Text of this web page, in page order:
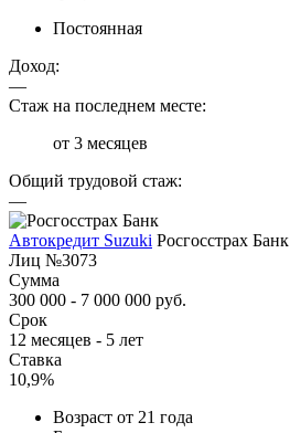
Постоянная
Доход:
—
Стаж на последнем месте:
от 3 месяцев
Общий трудовой стаж:
—
Автокредит Suzuki Росгосстрах Банк
Лиц №3073
Сумма
300 000 - 7 000 000 руб.
Срок
12 месяцев - 5 лет
Ставка
10,9%
Возраст от 21 года